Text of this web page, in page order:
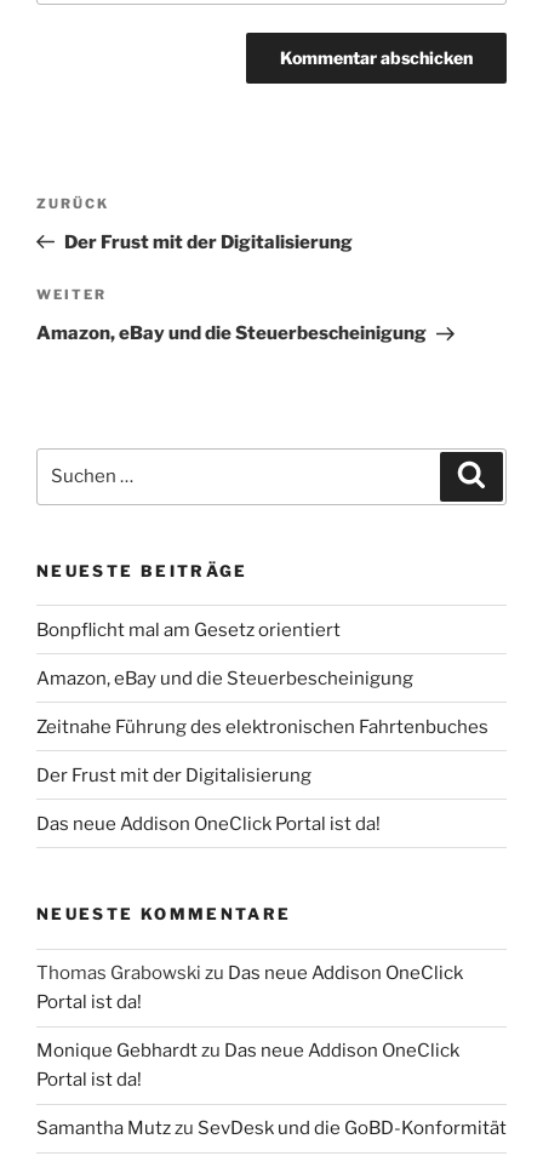
Beitragsnavigation
Vorheriger
Beitrag
ZURÜCK
Der Frust mit der Digitalisierung
Nächster
Beitrag
WEITER
Amazon, eBay und die Steuerbescheinigung
nach:
NEUESTE BEITRÄGE
Bonpflicht mal am Gesetz orientiert
Amazon, eBay und die Steuerbescheinigung
Zeitnahe Führung des elektronischen Fahrtenbuches
Der Frust mit der Digitalisierung
Das neue Addison OneClick Portal ist da!
NEUESTE KOMMENTARE
Thomas Grabowski zu Das neue Addison OneClick
Portal ist da!
Monique Gebhardtzu Das neue Addison OneClick
Portal ist da!
Samantha Mutzzu SevDesk und die GoBD-Konformität